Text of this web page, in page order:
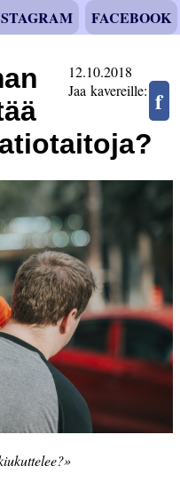
FACEBOOK
12.10.2018
f
Jaa kavereille: